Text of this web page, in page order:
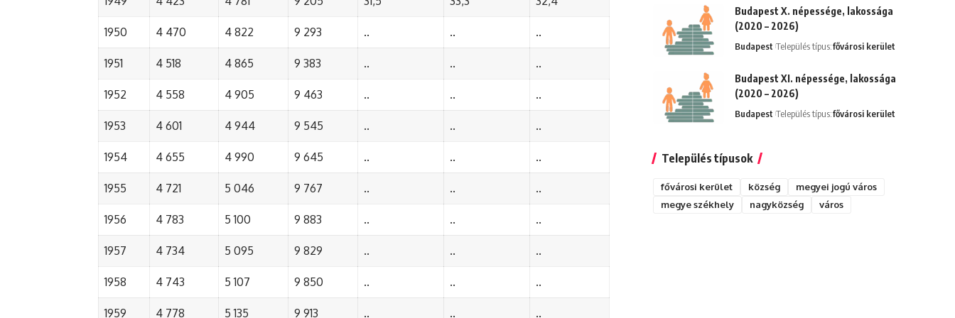
1950 4 470 4 822 9 293 .. .. ..
1951 4 518 4 865 9 383 .. .. ..
1952 4 558 4 905 9 463 .. .. ..
1953 4 601 4 944 9 545 .. .. ..
1954 4 655 4 990 9 645 .. .. ..
1955 4 721 5 046 9 767 .. .. ..
1956 4 783 5 100 9 883 .. .. ..
1957 4 734 5 095 9 829 .. .. ..
1958 4 743 5 107 9 850 .. .. ..
1959 4 778 5 135 9 913 .. .. ..
Budapest X. népessége, lakossága
(2020 – 2026)
Budapest Település típus:fővárosi kerület
Budapest XI. népessége, lakossága
(2020 – 2026)
Budapest Település típus:fővárosi kerület
Település típusok
fővárosi kerület község
megyei jogú város
megye székhely
nagyközség város